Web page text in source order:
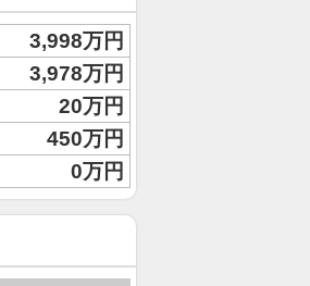
3,998万円
3,978万円
20万円
450万円
0万円